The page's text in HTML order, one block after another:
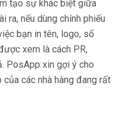
tạo sự khác biệt giữa
ra, nếu dùng chính phiếu
bạn in tên, logo, số
xem là cách PR,
PosApp xin gợi ý cho
các nhà hàng đang rất